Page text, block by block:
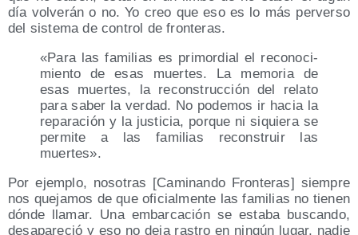
día vol­ve­rán o no. Yo creo que eso es lo más per­ver­so
del sis­te­ma de con­trol de fronteras.
«Para las fami­lias es pri­mor­dial el reco­no­ci­
mien­to de esas muer­tes. La memo­ria de
esas muer­tes, la recons­truc­ción del rela­to
para saber la ver­dad. No pode­mos ir hacia la
repa­ra­ción y la jus­ti­cia, por­que ni siquie­ra se
per­mi­te a las fami­lias recons­truir las
muertes».
Por ejem­plo, noso­tras [Cami­nan­do Fron­te­ras] siem­pre
nos que­ja­mos de que ofi­cial­men­te las fami­lias no tie­nen
dón­de lla­mar. Una embar­ca­ción se esta­ba bus­can­do,
des­apa­re­ció y eso no deja ras­tro en nin­gún lugar, nadie